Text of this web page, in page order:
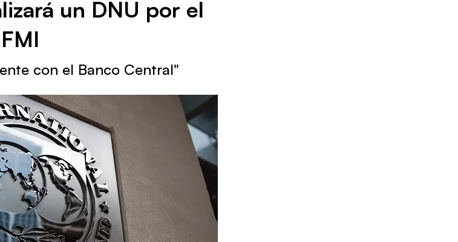
un DNU por el
con el Banco Central"